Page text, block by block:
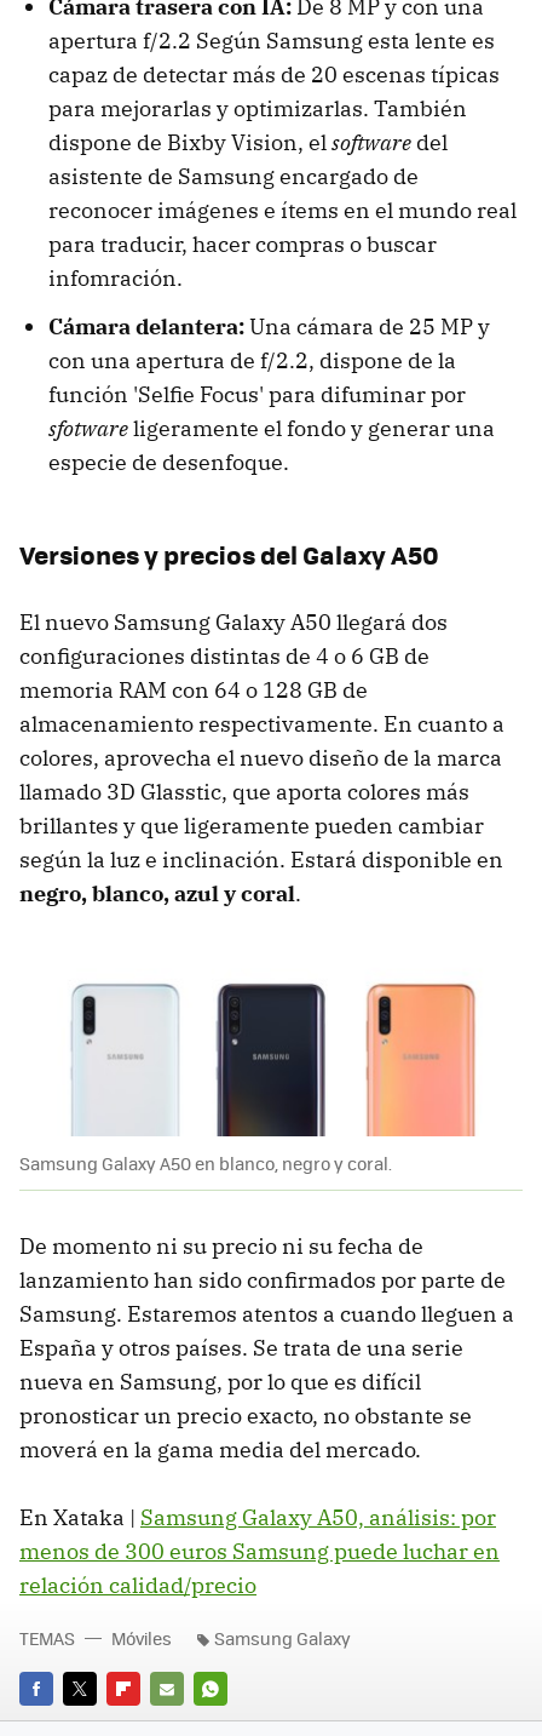
Cámara trasera con IA: De 8 MP y con una
apertura f/2.2 Según Samsung esta lente es
capaz de detectar más de 20 escenas típicas
para mejorarlas y optimizarlas. También
dispone de Bixby Vision, el software del
asistente de Samsung encargado de
reconocer imágenes e ítems en el mundo real
para traducir, hacer compras o buscar
infomración.
Cámara delantera:Una cámara de 25 MP y
con una apertura de f/2.2, dispone de la
función 'Selfie Focus' para difuminar por
sfotwareligeramente el fondo y generar una
especie de desenfoque.
Versiones y precios del Galaxy A50
El nuevo Samsung Galaxy A50 llegará dos
configuraciones distintas de 4 o 6 GB de
memoria RAM con 64 o 128 GB de
almacenamiento respectivamente. En cuanto a
colores, aprovecha el nuevo diseño de la marca
llamado 3D Glasstic, que aporta colores más
brillantes y que ligeramente pueden cambiar
según la luz e inclinación. Estará disponible en
negro, blanco, azul y coral.
Samsung Galaxy A50 en blanco, negro y coral.
De momento ni su precio ni su fecha de
lanzamiento han sido confirmados por parte de
Samsung. Estaremos atentos a cuando lleguen a
España y otros países. Se trata de una serie
nueva en Samsung, por lo que es difícil
pronosticar un precio exacto, no obstante se
moverá en la gama media del mercado.
En Xataka | Samsung Galaxy A50, análisis: por
menos de 300 euros Samsung puede luchar en
relación calidad/precio
FACEBOOK
TWITTERFLIPBOARD
E-
WHATSAPP
TEMAS Móviles Samsung Galaxy